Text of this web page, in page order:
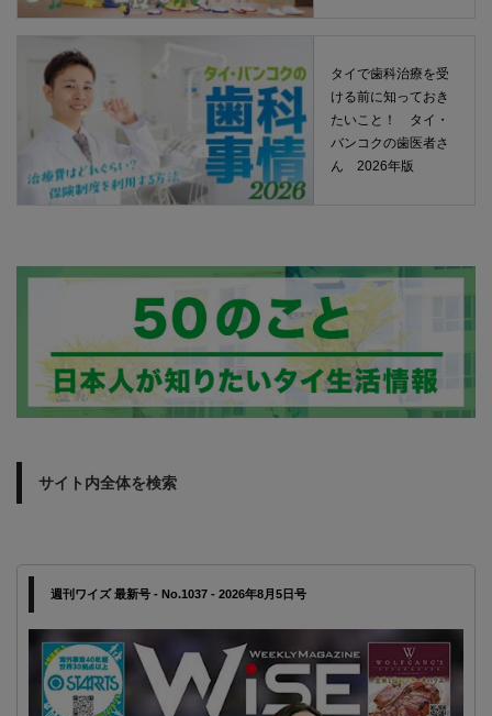
タイで歯科治療を受
ける前に知っておき
たいこと！ タイ・
バンコクの歯医者さ
ん 2026年版
サイト内全体を検索
週刊ワイズ 最新号 - No.1037 - 2026年8月5日号